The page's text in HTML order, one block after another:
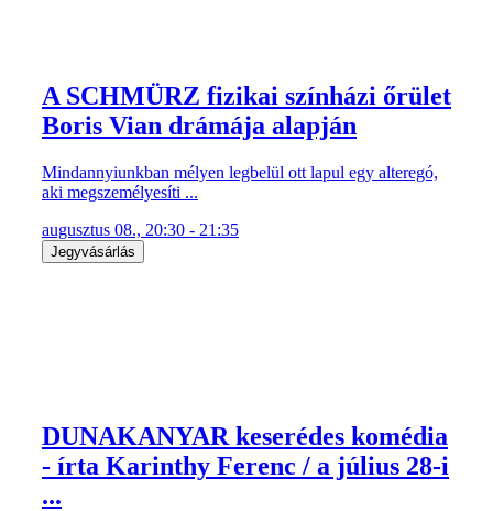
A SCHMÜRZ fizikai színházi őrület
Boris Vian drámája alapján
Mindannyiunkban mélyen legbelül ott lapul egy alteregó,
aki megszemélyesíti ...
augusztus 08., 20:30 - 21:35
Jegyvásárlás
DUNAKANYAR keserédes komédia
- írta Karinthy Ferenc / a július 28-i
...